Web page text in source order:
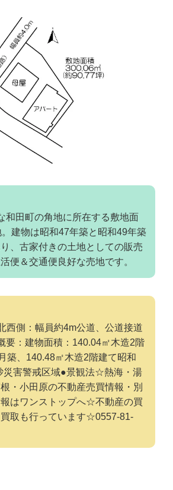
和田町の角地に所在する敷地面
建物は昭和47年築と昭和49年築
、古家付きの土地としての販売
便＆交通便良好な売地です。
西側：幅員約4m公道、公道接道
要：建物面積：140.04㎡木造2階
築、140.48㎡木造2階建て昭和
災害警戒区域●景観法☆熱海・湯
・小田原の不動産売買情報・別
はワンストップへ☆不動産の買
取も行っています☆0557-81-